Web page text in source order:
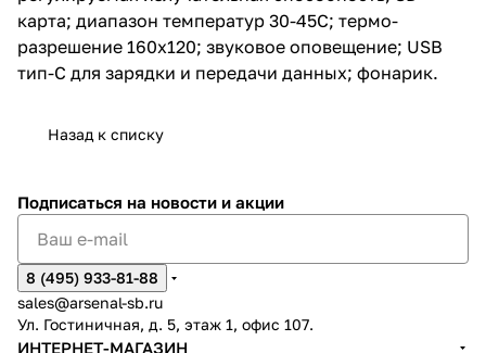
карта; диапазон температур 30-45C; термо-
разрешение 160x120; звуковое оповещение; USB
тип-C для зарядки и передачи данных; фонарик.
Назад к списку
Подписаться на новости и акции
8 (495) 933-81-88
sales@arsenal-sb.ru
Ул. Гостиничная, д. 5, этаж 1, офис 107.
ИНТЕРНЕТ-МАГАЗИН